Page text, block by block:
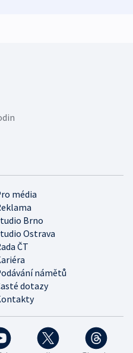
média
Brno
Ostrava
ČT
námětů
dotazy